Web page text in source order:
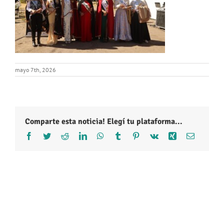
mayo 7th, 2026
Comparte esta noticia! Elegí tu plataforma...
Facebook
TwitterRedditLinkedInWhatsApp
Tumblr Pinterest
Vk Xing Correo